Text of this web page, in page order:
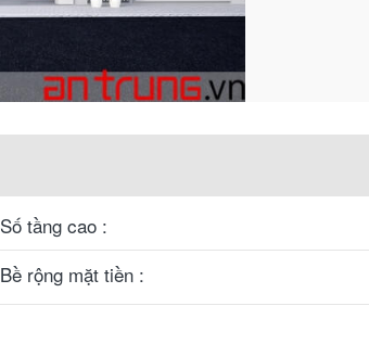
Số tầng cao :
Bề rộng mặt tiền :